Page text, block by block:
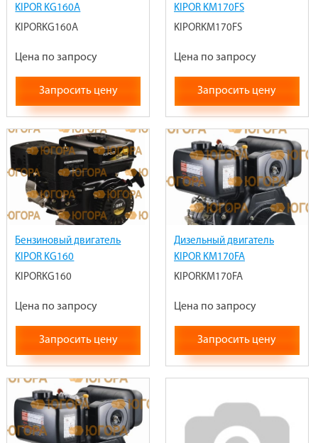
KIPOR KG160A
KIPORKG160A
Цена по запросу
Запросить цену
KIPOR KM170FS
KIPORKM170FS
Цена по запросу
Запросить цену
Бензиновый двигатель
KIPOR KG160
KIPORKG160
Цена по запросу
Запросить цену
Дизельный двигатель
KIPOR KM170FA
KIPORKM170FA
Цена по запросу
Запросить цену